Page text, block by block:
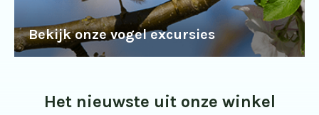
Bekijk onze vogel excursies
Het nieuwste uit onze winkel